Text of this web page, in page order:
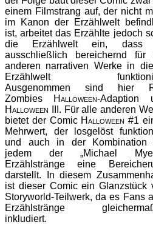
einem Filmstrang auf, der nicht
im Kanon der Erzählwelt
ist, arbeitet das Erzählte jedoch
die Erzählwelt ein, dass
ausschließlich bereichernd für
anderen narrativen Werke in
Erzählwelt
Ausgenommen sind hier
Zombies Halloween-Adaption
Halloween III . Für alle anderen
bietet der Comic Halloween #1
Mehrwert, der losgelöst
und auch in der Kombination
jedem der „Michael
Erzählstränge eine
darstellt. In diesem
ist dieser Comic ein Glanzstück
Storyworld-Teilwerk, da es Fans
Erzählstränge
inkludiert.